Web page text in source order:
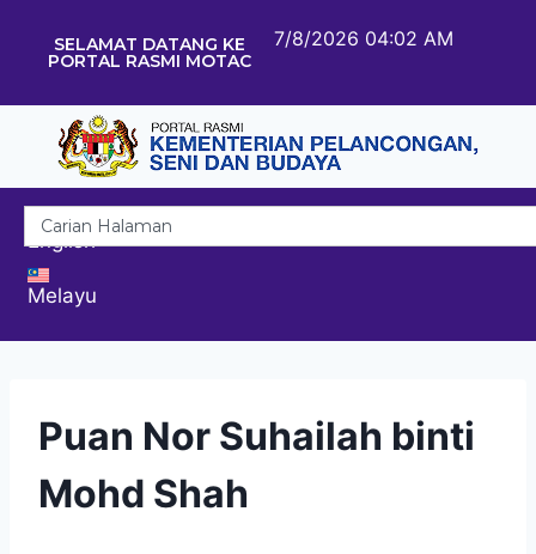
SELAMAT DATANG KE
PORTAL RASMI MOTAC
7/8/2026 04:02 AM
English
Melayu
Puan Nor Suhailah binti
Mohd Shah